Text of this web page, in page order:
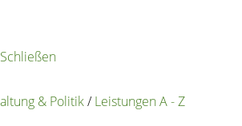
Schließen
& Politik/Leistungen A - Z